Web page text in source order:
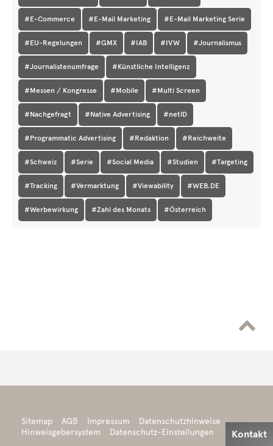
#E-Commerce #E-Mail Marketing #E-Mail Marketing Serie
#EU-Regelungen #GMX #IAB #IVW #Journalismus
#Journalistenumfrage #Künstliche Intelligenz
#Messen / Kongresse #Mobile #Multi Screen
#Nachgefragt #Native Advertising #netID
#Programmatic Advertising #Redaktion #Reichweite
#Schweiz #Serie #Social Media #Studien #Targeting
#Tracking #Vermarktung #Viewability #WEB.DE
#Werbewirkung #Zahl des Monats #Österreich

Kontakt

Sitemap AGB Impressum
Datenschutzhinweise
Hinweisgebersystem
Datenschutz-Einstellungen